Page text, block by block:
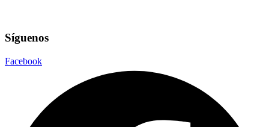
Síguenos
Facebook